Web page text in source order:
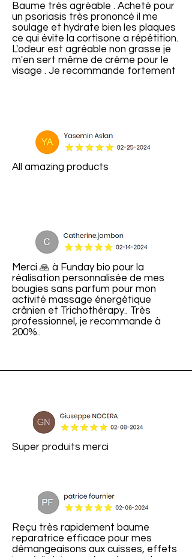
Baume très agréable . Acheté pour
un psoriasis très prononcé il me
soulage et hydrate bien les plaques
ce qui évite la cortisone a répétition.
L'odeur est agréable non grasse je
m'en sert même de crème pour le
visage . Je recommande fortement
All amazing products
Merci 🙏 à Funday bio pour la
réalisation personnalisée de mes
bougies sans parfum pour mon
activité massage énergétique
crânien et Trichothérapy.. Très
professionnel, je recommande à
200%..
Super produits merci
Reçu très rapidement baume
reparatrice efficace pour mes
démangeaisons aux cuisses, effets